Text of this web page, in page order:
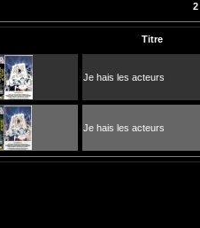
2
Titre
Je hais les acteurs
Je hais les acteurs